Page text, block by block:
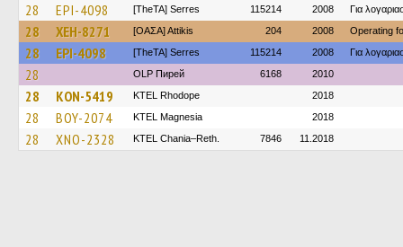
28 EPI-4098 [TheTA] Serres 115214 2008 Για
28 XEH-8271 [ΟΑΣΑ] Αttikis 204 2008 Operating
28 EPI-4098 [TheTA] Serres 115214 2008 Για
28 OLP Пирей 6168 2010
28 KON-5419 KTEL Rhodope 2018
28 BOY-2074 ΚΤΕL Magnesia 2018
28 XNO-2328 KTEL Chania–Reth. 7846 11.2018